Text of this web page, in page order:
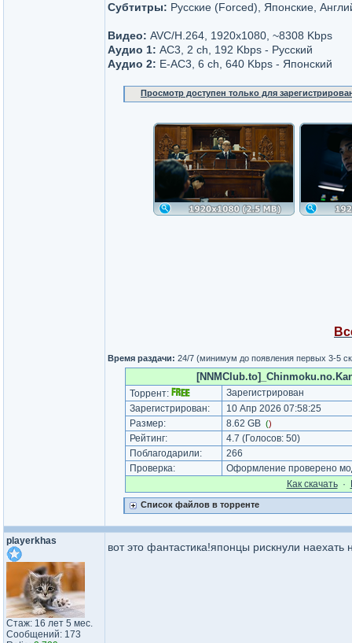
Субтитры: Русские (Forced), Японские,
Видео: AVC/H.264, 1920x1080, ~8308 Kbps
Аудио 1: AC3, 2 ch, 192 Kbps - Русский
Аудио 2: E-AC3, 6 ch, 640 Kbps - Японский
Просмотр доступен только для
Время раздачи: 24/7 (минимум до появления первых 3-5
Торрент:
Зарегистрирован
Зарегистрирован:
10 Апр 2026 07:58:25
Размер:
8.62 GB ()
Рейтинг: 4.7 (Голосов: 50)
Поблагодарили:
266
Проверка:
Оформление проверено
Как cкачать·
Список файлов в торренте
playerkhas
Стаж: 16 лет 5 мес.
Сообщений: 173
вот это фантастика!японцы рискнули